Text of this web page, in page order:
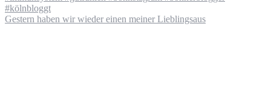
Gestern haben wir wieder einen meiner Lieblingsaus